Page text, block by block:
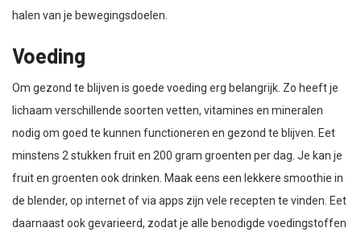
halen van je bewegingsdoelen.
Voeding
Om gezond te blijven is goede voeding erg belangrijk. Zo heeft je
lichaam verschillende soorten vetten, vitamines en mineralen
nodig om goed te kunnen functioneren en gezond te blijven. Eet
minstens 2 stukken fruit en 200 gram groenten per dag. Je kan je
fruit en groenten ook drinken. Maak eens een lekkere smoothie in
de blender, op internet of via apps zijn vele recepten te vinden. Eet
daarnaast ook gevarieerd, zodat je alle benodigde voedingstoffen